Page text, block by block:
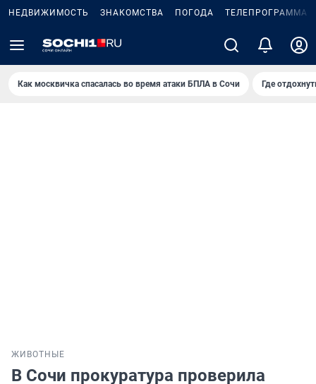
НЕДВИЖИМОСТЬ ЗНАКОМСТВА ПОГОДА ТЕЛЕПРОГРАММА
Как москвичка спасалась во время атаки БПЛА в Сочи Где
ЖИВОТНЫЕ
В Сочи прокуратура проверила